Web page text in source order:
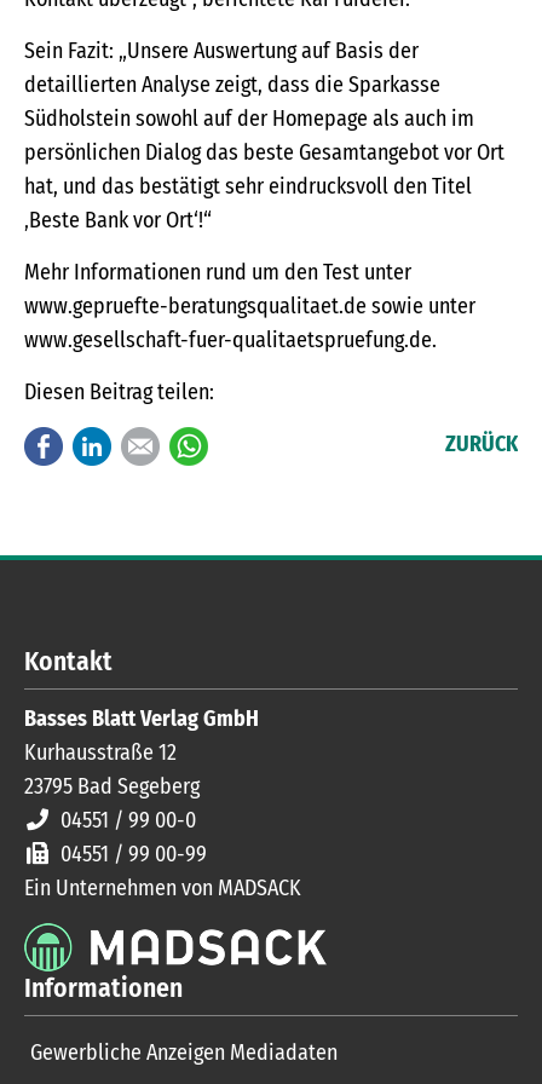
Sein Fazit: „Unsere Auswertung auf Basis der
detaillierten Analyse zeigt, dass die Sparkasse
Südholstein sowohl auf der Homepage als auch im
persönlichen Dialog das beste Gesamtangebot vor Ort
hat, und das bestätigt sehr eindrucksvoll den Titel
‚Beste Bank vor Ort‘!“
Mehr Informationen rund um den Test unter
www.gepruefte-beratungsqualitaet.de sowie unter
www.gesellschaft-fuer-qualitaetspruefung.de.
Diesen Beitrag teilen:
FacebookLinkedInE-mail ZURÜCK
Kontakt
Basses Blatt Verlag GmbH
Kurhausstraße 12
23795 Bad Segeberg
04551 / 99 00-0
04551 / 99 00-99
Ein Unternehmen von MADSACK
Informationen
Gewerbliche Anzeigen Mediadaten